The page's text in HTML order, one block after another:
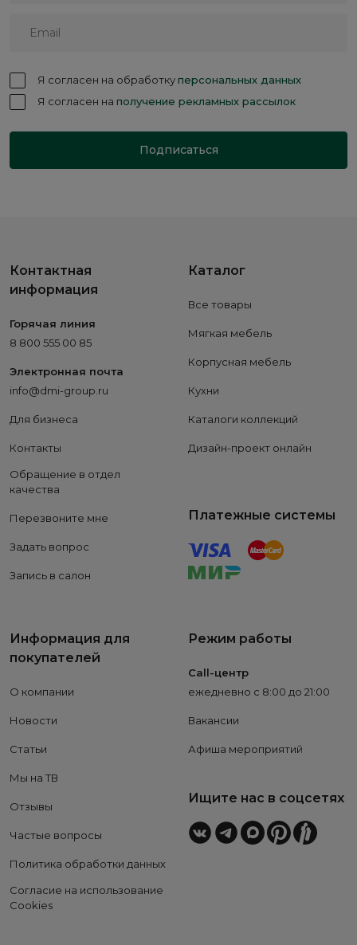
Я согласен на обработкуперсональных данных
Я согласен на получение рекламных рассылок
Подписаться
Контактная
информация
Горячая линия
8 800 555 00 85
Электронная почта
info@dmi-group.ru
Для бизнеса
Контакты
Обращение в отдел
качества
Перезвоните мне
Задать вопрос
Запись в салон
Каталог
Все товары
Мягкая мебель
Корпусная мебель
Кухни
Каталоги коллекций
Дизайн-проект онлайн
Платежные системы
Информация для
покупателей
О компании
Новости
Статьи
Мы на ТВ
Отзывы
Частые вопросы
Политика обработки данных
Согласие на использование
Cookies
Режим работы
Call-центр
ежедневно с 8:00 до 21:00
Вакансии
Афиша мероприятий
Ищите нас в соцсетях